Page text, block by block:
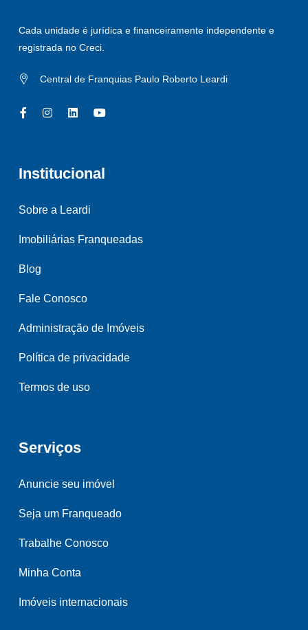
Cada unidade é jurídica e financeiramente independente e
registrada no Creci.
Central de Franquias Paulo Roberto Leardi
Institucional
Sobre a Leardi
Imobiliárias Franqueadas
Blog
Fale Conosco
Administração de Imóveis
Política de privacidade
Termos de uso
Serviços
Anuncie seu imóvel
Seja um Franqueado
Trabalhe Conosco
Minha Conta
Imóveis internacionais